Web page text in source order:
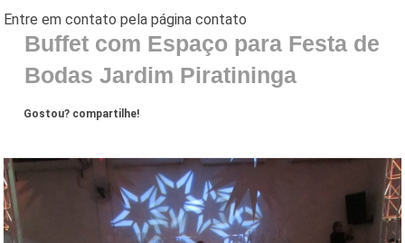
Buffet com Espaço para Festa de
Bodas Jardim Piratininga
Gostou? compartilhe!